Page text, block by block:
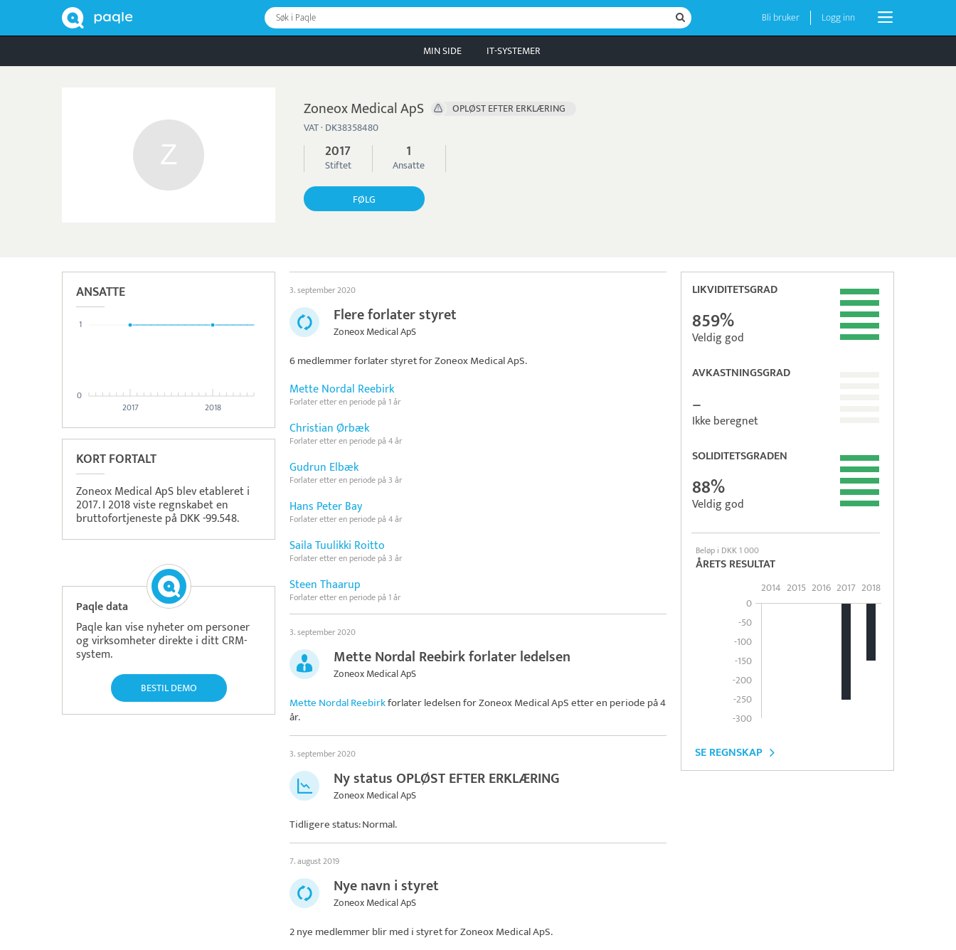
Bli bruker Logg inn
Søk i Paqle
MIN SIDE IT-SYSTEMER
Zoneox Medical ApS
OPLØST EFTER ERKLÆRING
VAT · DK38358480
2017
Stiftet
1
Ansatte
FØLG
LIKVIDITETSGRAD
859%
Veldig god
AVKASTNINGSGRAD
–
Ikke beregnet
SOLIDITETSGRADEN
88%
Veldig god
Beløp i DKK 1 000
ÅRETS RESULTAT
0
-50
-100
-150
-200
-250
-300
2014 2015 2016 2017 2018
SE REGNSKAP
ANSATTE
2017 2018
0
1
KORT FORTALT
Zoneox Medical ApS blev etableret i
2017. I 2018 viste regnskabet en
bruttofortjeneste på DKK -99.548.
Paqle data
Paqle kan vise nyheter om personer
og virksomheter direkte i ditt CRM-
system.
BESTIL DEMO
3. september 2020
Flere forlater styret
Zoneox Medical ApS
6 medlemmer forlater styret forZoneox Medical ApS.
Mette Nordal Reebirk
Forlater etter en periode på 1 år
Christian Ørbæk
Forlater etter en periode på 4 år
Gudrun Elbæk
Forlater etter en periode på 3 år
Hans Peter Bay
Forlater etter en periode på 4 år
Saila Tuulikki Roitto
Forlater etter en periode på 3 år
Steen Thaarup
Forlater etter en periode på 1 år
3. september 2020
Mette Nordal Reebirk forlater ledelsen
Zoneox Medical ApS
Mette Nordal Reebirkforlater ledelsen forZoneox Medical ApSetter en periode på 4
år.
3. september 2020
Ny status OPLØST EFTER ERKLÆRING
Zoneox Medical ApS
Tidligere status: Normal.
7. august 2019
Nye navn i styret
Zoneox Medical ApS
2 nye medlemmer blir med i styret forZoneox Medical ApS.